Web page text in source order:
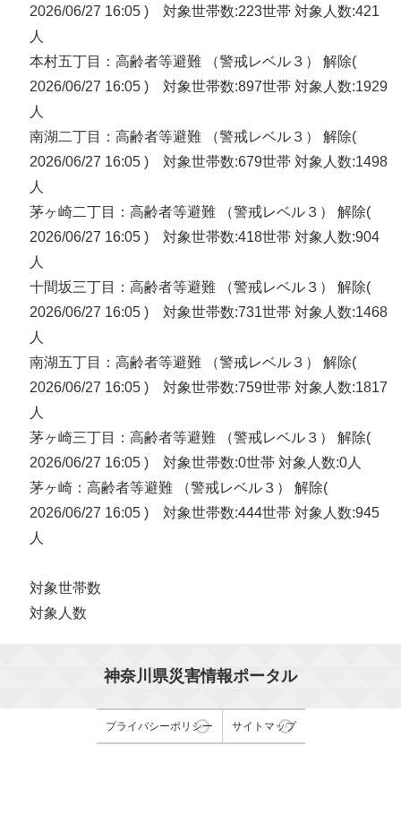
2026/06/27 16:05 ) 対象世帯数:223世帯 対象人数:421
人
本村五丁目：高齢者等避難 （警戒レベル３） 解除(
2026/06/27 16:05 ) 対象世帯数:897世帯 対象人数:1929
人
南湖二丁目：高齢者等避難 （警戒レベル３） 解除(
2026/06/27 16:05 ) 対象世帯数:679世帯 対象人数:1498
人
茅ヶ崎二丁目：高齢者等避難 （警戒レベル３） 解除(
2026/06/27 16:05 ) 対象世帯数:418世帯 対象人数:904
人
十間坂三丁目：高齢者等避難 （警戒レベル３） 解除(
2026/06/27 16:05 ) 対象世帯数:731世帯 対象人数:1468
人
南湖五丁目：高齢者等避難 （警戒レベル３） 解除(
2026/06/27 16:05 ) 対象世帯数:759世帯 対象人数:1817
人
茅ヶ崎三丁目：高齢者等避難 （警戒レベル３） 解除(
2026/06/27 16:05 ) 対象世帯数:0世帯 対象人数:0人
茅ヶ崎：高齢者等避難 （警戒レベル３） 解除(
2026/06/27 16:05 ) 対象世帯数:444世帯 対象人数:945
人
対象世帯数
対象人数
神奈川県災害情報ポータル
プライバシーポリシー サイトマップ